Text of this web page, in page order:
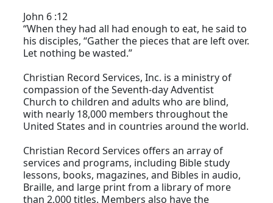
John 6 :12
“When they had all had enough to eat, he said to
his disciples, “Gather the pieces that are left over.
Let nothing be wasted.”
Christian Record Services, Inc. is a ministry of
compassion of the Seventh-day Adventist
Church to children and adults who are blind,
with nearly 18,000 members throughout the
United States and in countries around the world.
Christian Record Services offers an array of
services and programs, including Bible study
lessons, books, magazines, and Bibles in audio,
Braille, and large print from a library of more
than 2,000 titles. Members also have the